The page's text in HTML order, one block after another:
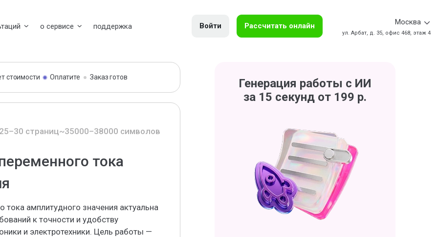
о сервисе поддержка Войти Рассчитать онлайн Москва
ул. Арбат, д. 35, офис 468, этаж 4
стоимости Оплатите Заказ готов
страниц~35000–38000 символов
тока
амплитудного значения актуальна
к точности и удобству
и электротехники. Цель работы —
Генерация работы с ИИ
за 15 секунд от 199 р.